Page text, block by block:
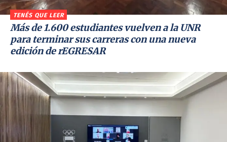
TENÉS QUE LEER
Más de 1.600 estudiantes vuelven a la UNR
para terminar sus carreras con una nueva
edición de rEGRESAR